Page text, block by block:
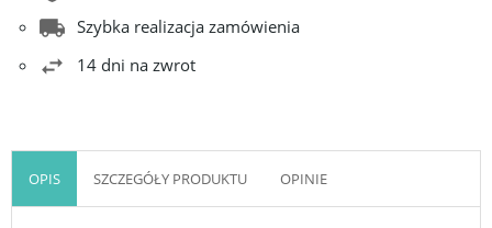
Szybka realizacja zamówienia
14 dni na zwrot
OPIS SZCZEGÓŁY PRODUKTU OPINIE